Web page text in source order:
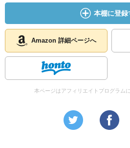
本棚に登録
Amazon 詳細ページへ
本ページはアフィリエイトプログラム